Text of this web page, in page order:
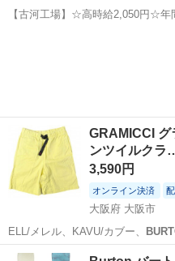
【古河工場】☆高時給2,050円☆
GRAMICCI
ンツイルクラ
3,590円
オンライン決済
大阪府 大阪市
ELL/メレル、KAVU/カブー、
大阪 大阪市